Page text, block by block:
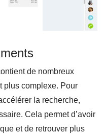
de nombreux
plus complexe. Pour
la recherche,
Cela permet d’avoir
et de retrouver plus